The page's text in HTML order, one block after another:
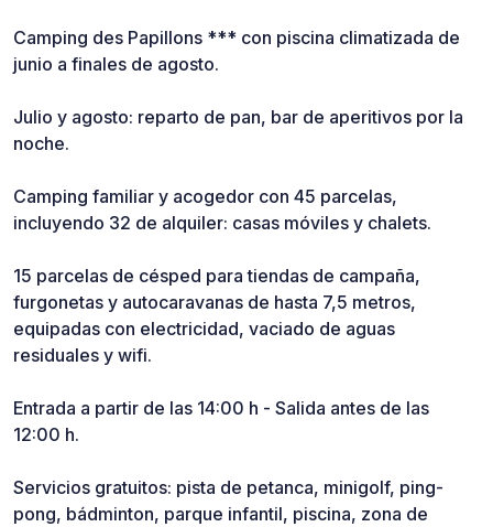
Camping des Papillons *** con piscina climatizada de
junio a finales de agosto.
Julio y agosto: reparto de pan, bar de aperitivos por la
noche.
Camping familiar y acogedor con 45 parcelas,
incluyendo 32 de alquiler: casas móviles y chalets.
15 parcelas de césped para tiendas de campaña,
furgonetas y autocaravanas de hasta 7,5 metros,
equipadas con electricidad, vaciado de aguas
residuales y wifi.
Entrada a partir de las 14:00 h - Salida antes de las
12:00 h.
Servicios gratuitos: pista de petanca, minigolf, ping-
pong, bádminton, parque infantil, piscina, zona de